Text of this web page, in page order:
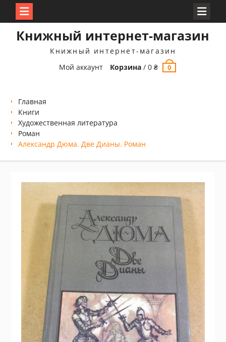
Книжный интернет-магазин
Книжный интернет-магазин
Мой аккаунт
Корзина /0₴ 0
Главная
Книги
Xудожественная литература
Роман
Александр Дюма. Две Дианы. Роман